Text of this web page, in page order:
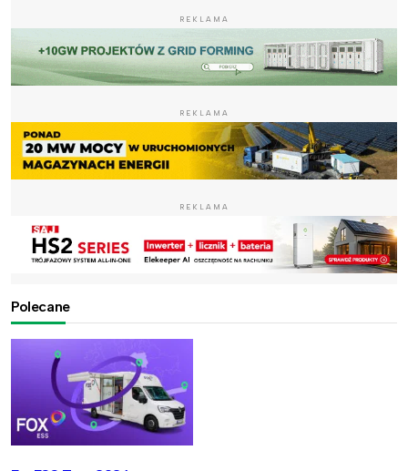
REKLAMA
REKLAMA
REKLAMA
Polecane